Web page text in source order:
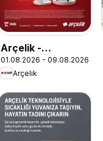
Arçelik -
İklimlendirme
Kataloğu
01.08.2026 - 09.08.2026
Arçelik